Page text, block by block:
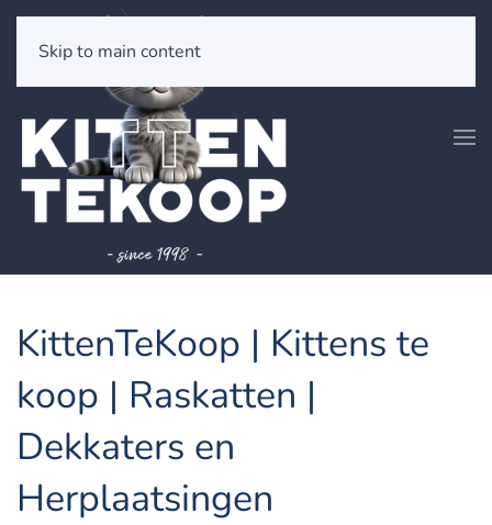
Skip to main content
KittenTeKoop | Kittens te
koop | Raskatten |
Dekkaters en
Herplaatsingen